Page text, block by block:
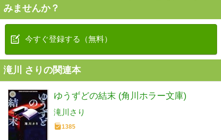
みませんか？
今すぐ登録する（無料）
滝川 さりの関連本
ゆうずどの結末 (角川ホラー文庫)
滝川さり
1385